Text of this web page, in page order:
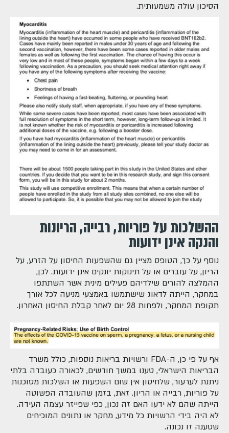
הסיכון עולה משמעותית.
ההשלכות על פוריות, רבייה, הריונות
והנקה אינן ידועות
נוסף על כך, הטופס מציין גם שהשפעות החיסון על הזרע, על
הריון, על עוברים או על תינוקות יונקים אינן ידועות. לכן,
ההמלצה להורים שילדיהם פעילים מינית אשר השתתפו
במחקר, הייתה לדאוג שישתמשו באמצעי מניעה לכל אורך
תקופת המחקר, ולפחות 28 יום לאחר קבלת החיסון האחרון.
אף על פי כן, ה-FDA ורשויות בריאות נוספות, כולל משרד
הבריאות הישראלי, טענו במשך חודשים, לכאורה כעובדה בלתי
ניתנת לערעור, שלחיסון אין שום השפעות או השלכות מסוכנות
על פוריות, רבייה או הריון. זאת, בזמן שהעובדה הפשוטה
הייתה שהם לא ידעו האם זה נכון, כפי שפייזר עצמה העידה.
לא היה בידי הרשויות כל מידע, מחקר או נתונים המוכיחים
שטענה זו נכונה.